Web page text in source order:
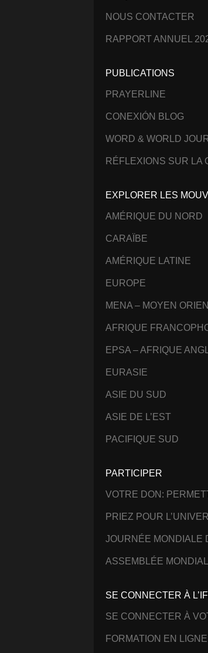
NOUS CONTACTER
RAPPORT ANNUEL
PUBLICATIONS
PRAYERLINE
CONEXIÓN BLOG
WORD & WORLD
RÉFLEXIONS SUR LA
EXPLORER LES
AMÉRIQUE DU NORD
CARAÏBE
AMÉRIQUE LATINE
EUROPE
MENA – MOYEN
AFRIQUE
EPSA – AFRIQUE
EURASIE
ASIE DU SUD
ASIE DE L’EST
PACIFIQUE SUD
PARTICIPER
VOTRE DON:
PRIEZ POUR
JOURNÉE MONDIALE
ASSEMBLÉE
SE CONNECTER À
SE CONNECTER À
FORMATION EN LIGNE